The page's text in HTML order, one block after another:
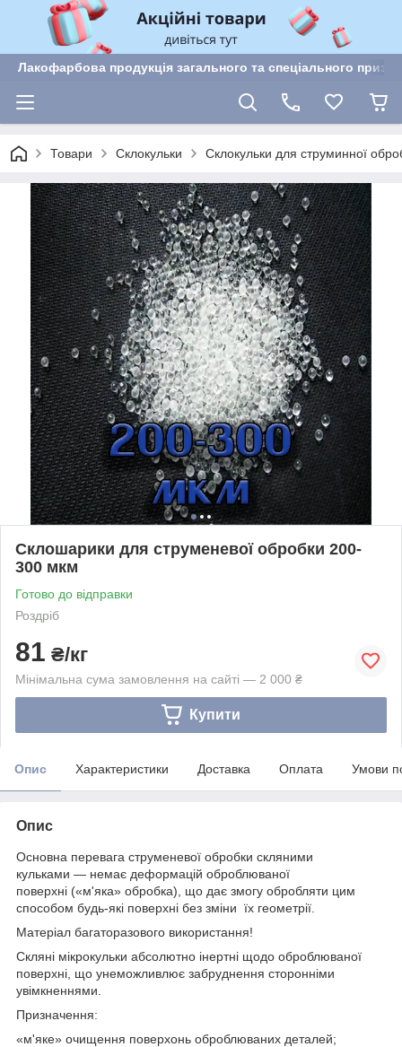
Лакофарбова продукція загального та спеціального
Товари Склокульки Склокульки для струминної
Склошарики для струменевої обробки 200-
300 мкм
Готово до відправки
Роздріб
81 ₴/кг
Мінімальна сума замовлення на сайті — 2 000 ₴
Купити
Опис Характеристики Доставка Оплата Умови
Опис
Основна перевага струменевої обробки скляними
кульками — немає деформацій оброблюваної
поверхні («м'яка» обробка), що дає змогу обробляти цим
способом будь-які поверхні без зміни їх геометрії.
Матеріал багаторазового використання!
Скляні мікрокульки абсолютно інертні щодо оброблюваної
поверхні, що унеможливлює забруднення сторонніми
увімкненнями.
Призначення:
«м'яке» очищення поверхонь оброблюваних деталей;